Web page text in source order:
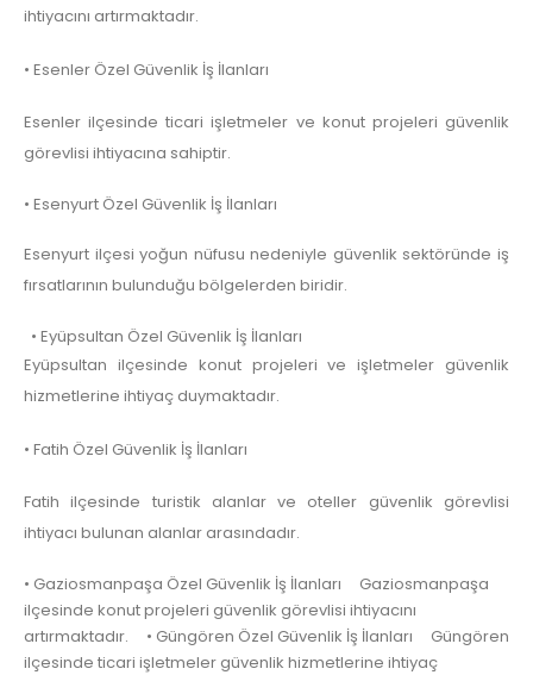
ihtiyacını artırmaktadır.
• Esenler Özel Güvenlik İş İlanları
Esenler ilçesinde ticari işletmeler ve konut projeleri güvenlik
görevlisi ihtiyacına sahiptir.
• Esenyurt Özel Güvenlik İş İlanları
Esenyurt ilçesi yoğun nüfusu nedeniyle güvenlik sektöründe iş
fırsatlarının bulunduğu bölgelerden biridir.
• Eyüpsultan Özel Güvenlik İş İlanları
Eyüpsultan ilçesinde konut projeleri ve işletmeler güvenlik
hizmetlerine ihtiyaç duymaktadır.
• Fatih Özel Güvenlik İş İlanları
Fatih ilçesinde turistik alanlar ve oteller güvenlik görevlisi
ihtiyacı bulunan alanlar arasındadır.
• Gaziosmanpaşa Özel Güvenlik İş İlanları Gaziosmanpaşa
ilçesinde konut projeleri güvenlik görevlisi ihtiyacını
artırmaktadır. • Güngören Özel Güvenlik İş İlanları Güngören
ilçesinde ticari işletmeler güvenlik hizmetlerine ihtiyaç